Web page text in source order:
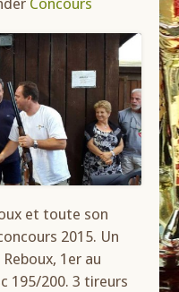
Concours
et toute son
2015. Un
1er au
195/200. 3 tireurs